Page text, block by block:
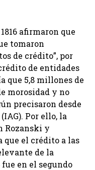
afirmaron que
tomaron
de crédito”, por
de entidades
que 5,8 millones de
morosidad y no
precisaron desde
Por ello, la
Rozanski y
el crédito a las
de la
en el segundo